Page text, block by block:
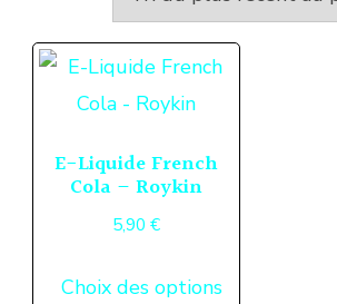
E-Liquide French
Cola – Roykin
5,90€
Choix des options